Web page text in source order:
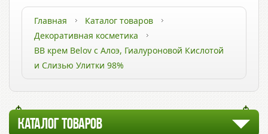
Главная
Каталог товаров
Декоративная косметика
ВВ крем Belov с Алоэ, Гиалуроновой Кислотой
и Слизью Улитки 98%
КАТАЛОГ ТОВАРОВ